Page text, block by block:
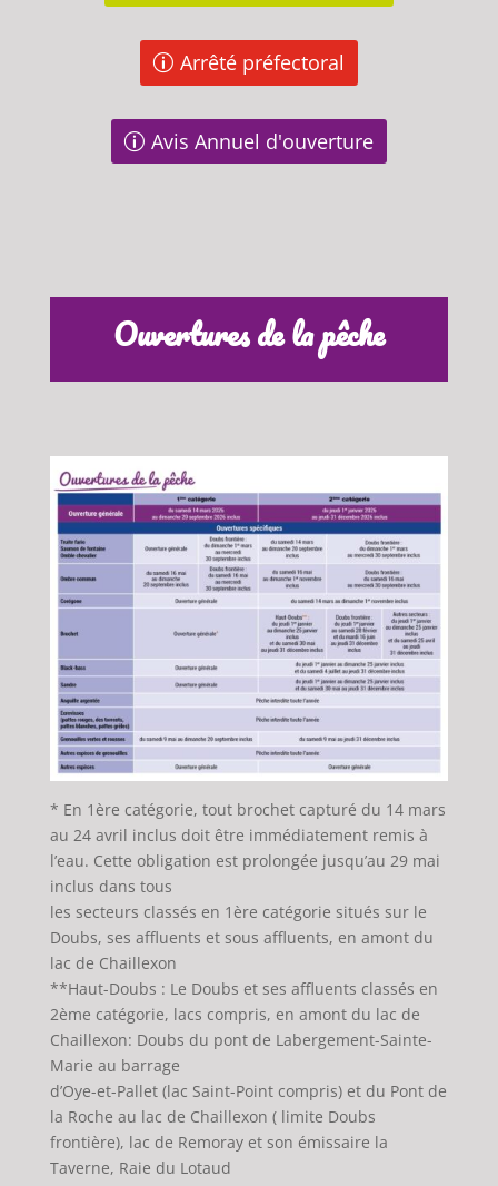
Arrêté préfectoral
Avis Annuel d'ouverture
Ouvertures de la pêche
* En 1ère catégorie, tout brochet capturé du 14 mars
au 24 avril inclus doit être immédiatement remis à
l’eau. Cette obligation est prolongée jusqu’au 29 mai
inclus dans tous
les secteurs classés en 1ère catégorie situés sur le
Doubs, ses affluents et sous affluents, en amont du
lac de Chaillexon
**Haut-Doubs : Le Doubs et ses affluents classés en
2ème catégorie, lacs compris, en amont du lac de
Chaillexon: Doubs du pont de Labergement-Sainte-
Marie au barrage
d’Oye-et-Pallet (lac Saint-Point compris) et du Pont de
la Roche au lac de Chaillexon ( limite Doubs
frontière), lac de Remoray et son émissaire la
Taverne, Raie du Lotaud